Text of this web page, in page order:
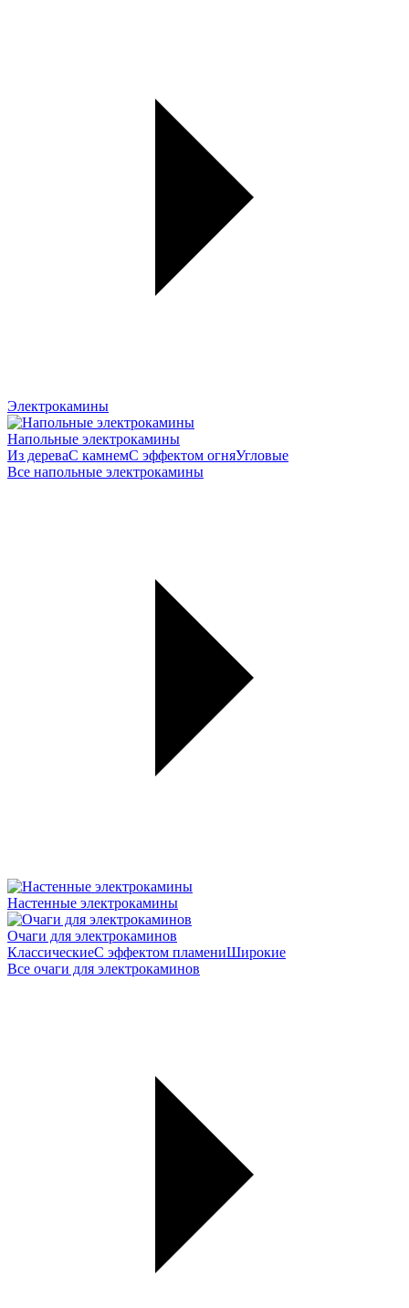
Электрокамины
Напольные электрокамины
Из дереваС камнемС эффектом огняУгловые
Все напольные электрокамины
Настенные электрокамины
Очаги для электрокаминов
КлассическиеС эффектом пламениШирокие
Все очаги для электрокаминов